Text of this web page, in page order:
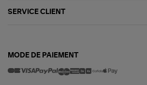
SERVICE CLIENT
MODE DE PAIEMENT